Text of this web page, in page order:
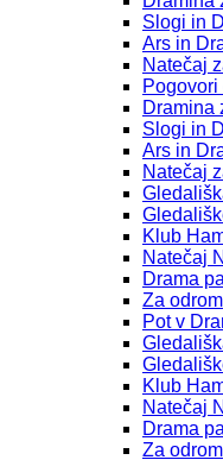
Slogi in
Ars in
Natečaj
Pogovori
Dramina
Slogi in
Ars in
Natečaj
Klub
Natečaj
Drama
Za odrom
Pot v
Klub
Natečaj
Drama
Za odrom